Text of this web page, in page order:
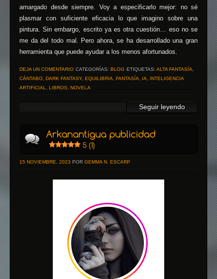
amargado desde siempre. Voy a especificarlo mejor: no sé
plasmar con suficiente eficacia lo que imagino sobre una
pintura. Sin embargo, escrito ya es otra cuestión… eso no se
me da del todo mal. Pero ahora, se ha desarrollado una gran
herramienta que puede ayudar a los menos afortunados.
Seguir leyendo
DEJA UN COMENTARIO CATEGORÍAS: BLOG ETIQUETAS: ALTA FANTASÍA
CÁNTABO DARK FANTASY, EQUILIBRIA FANTASÍA IA
INTELIGENCIA
ARTIFICIAL
LIBROS NOVELA
15 NOVIEMBRE, 2023 POR GEMMA N. ESCARP